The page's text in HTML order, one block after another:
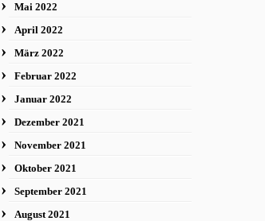
Mai 2022
April 2022
März 2022
Februar 2022
Januar 2022
Dezember 2021
November 2021
Oktober 2021
September 2021
August 2021